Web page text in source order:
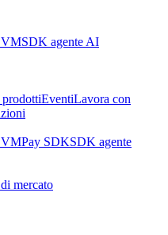
SDK agente AI
EventiLavora con
Pay SDKSDK agente
mercato